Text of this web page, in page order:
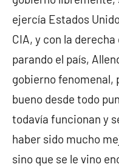
ejercía Estados
CIA, y con la
parando el país,
gobierno fenomenal,
bueno desde todo
todavía funcionan y
haber sido mucho
sino que se le vino